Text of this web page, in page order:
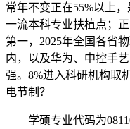
常年不变正在55%以上
一流本科专业扶植点；
第一，2025年全国各省
内，以及华为、中控手
强。8%进入科研机构取
电节制？
学硕专业代码为